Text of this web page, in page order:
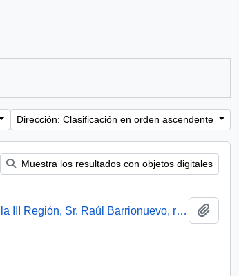
Dirección: Clasificación en orden ascendente
Muestra los resultados con objetos digitales
[Oficio del Asesor Presidencial dirigido al Intendente de la III Región, Sr. Raúl Barrionuevo, referente a saludo de Navidad]